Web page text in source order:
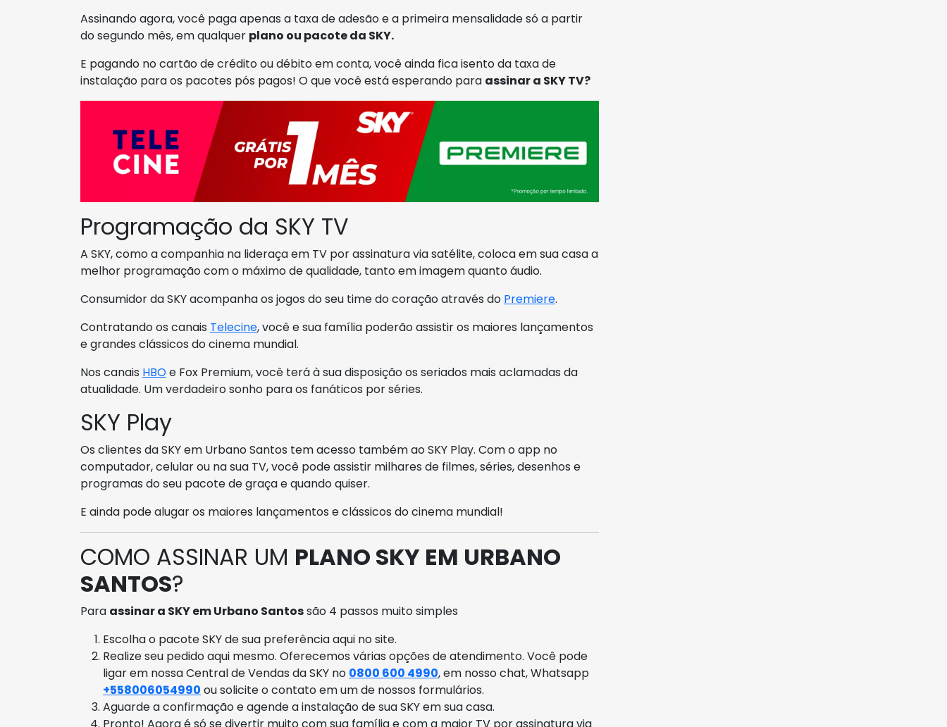
Assinando agora, você paga apenas a taxa de adesão e a primeira mensalidade só a partir
do segundo mês, em qualquer plano ou pacote da SKY.
E pagando no cartão de crédito ou débito em conta, você ainda fica isento da taxa de
instalação para os pacotes pós pagos! O que você está esperando para assinar a SKY TV?
Programação da SKY TV
A SKY, como a companhia na lideraça em TV por assinatura via satélite, coloca em sua casa a
melhor programação com o máximo de qualidade, tanto em imagem quanto áudio.
Consumidor da SKY acompanha os jogos do seu time do coração através do Premiere.
Contratando os canais Telecine, você e sua família poderão assistir os maiores lançamentos
e grandes clássicos do cinema mundial.
Nos canais HBOe Fox Premium, você terá à sua disposição os seriados mais aclamadas da
atualidade. Um verdadeiro sonho para os fanáticos por séries.
SKY Play
Os clientes da SKY em Urbano Santos tem acesso também ao SKY Play. Com o app no
computador, celular ou na sua TV, você pode assistir milhares de filmes, séries, desenhos e
programas do seu pacote de graça e quando quiser.
E ainda pode alugar os maiores lançamentos e clássicos do cinema mundial!
COMO ASSINAR UM PLANO SKY EM URBANO
SANTOS?
Para assinar a SKY em Urbano Santossão 4 passos muito simples
Escolha o pacote SKY de sua preferência aqui no site.
Realize seu pedido aqui mesmo. Oferecemos várias opções de atendimento. Você pode
ligar em nossa Central de Vendas da SKY no 0800 600 4990, em nosso chat, Whatsapp
+558006054990 ou solicite o contato em um de nossos formulários.
Aguarde a confirmação e agende a instalação de sua SKY em sua casa.